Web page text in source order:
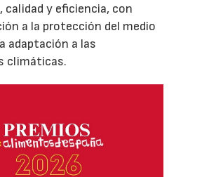
calidad y eficiencia, con
a la protección del medio
adaptación a las
climáticas.